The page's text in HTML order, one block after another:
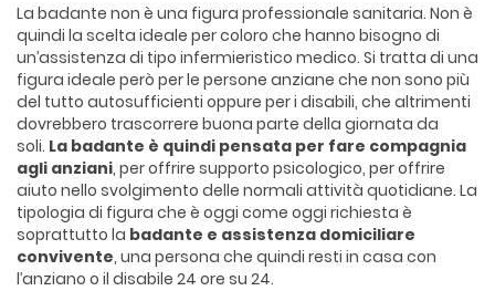
La badante non è una figura professionale sanitaria. Non è
quindi la scelta ideale per coloro che hanno bisogno di
un’assistenza di tipo infermieristico medico. Si tratta di una
figura ideale però per le persone anziane che non sono più
del tutto autosufficienti oppure per i disabili, che altrimenti
dovrebbero trascorrere buona parte della giornata da
soli. La badante è quindi pensata per fare compagnia
agli anziani, per offrire supporto psicologico, per offrire
aiuto nello svolgimento delle normali attività quotidiane. La
tipologia di figura che è oggi come oggi richiesta è
soprattutto la badante e assistenza domiciliare
convivente, una persona che quindi resti in casa con
l’anziano o il disabile 24 ore su 24.